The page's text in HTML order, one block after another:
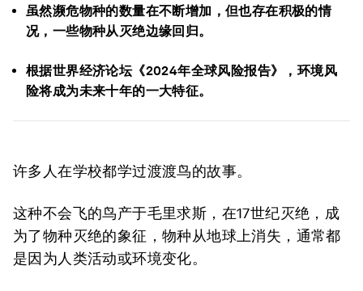
虽然濒危物种的数量在不断增加，但也存在积极的情
况，一些物种从灭绝边缘回归。
根据世界经济论坛《2024年全球风险报告》，环境风
险将成为未来十年的一大特征。
许多人在学校都学过渡渡鸟的故事。
这种不会飞的鸟产于毛里求斯，在17世纪灭绝，成
为了物种灭绝的象征，物种从地球上消失，通常都
是因为人类活动或环境变化。